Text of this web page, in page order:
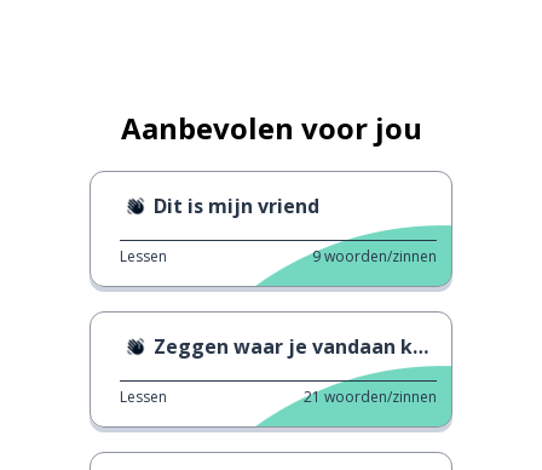
Aanbevolen voor jou
Dit is mijn vriend
Lessen 9woorden/zinnen
Zeggen waar je vandaan komt
Lessen 21woorden/zinnen